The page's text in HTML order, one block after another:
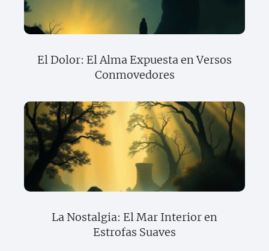
El Dolor: El Alma Expuesta en Versos
Conmovedores
La Nostalgia: El Mar Interior en
Estrofas Suaves